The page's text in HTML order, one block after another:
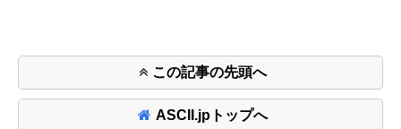
この記事の先頭へ
ASCII.jpトップへ